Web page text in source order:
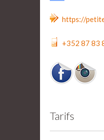
https://
+352 87 83
Tarifs